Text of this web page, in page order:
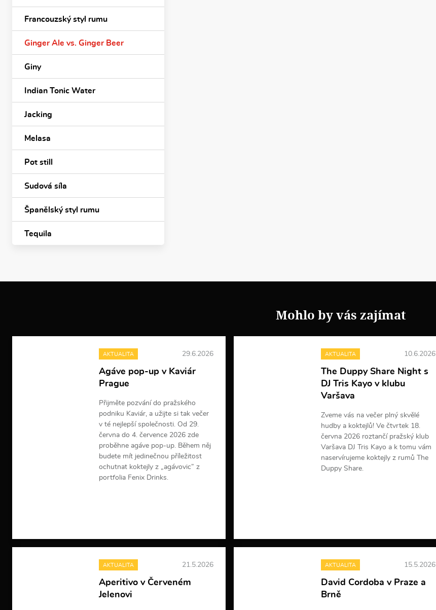
Francouzský styl rumu
Ginger Ale vs. Ginger Beer
Giny
Indian Tonic Water
Jacking
Melasa
Pot still
Sudová síla
Španělský styl rumu
Tequila
Mohlo by vás zajímat
AKTUALITA 29.6.2026
Agáve pop-up v Kaviár
Prague
Přijměte pozvání do pražského
podniku Kaviár, a užijte si tak večer
v té nejlepší společnosti. Od 29.
června do 4. července 2026 zde
proběhne agáve pop-up. Během něj
budete mít jedinečnou příležitost
ochutnat koktejly z „agávovic” z
portfolia Fenix Drinks.
o
r
m
a
c
AKTUALITA 10.6.2026
The Duppy Share Night s
DJ Tris Kayo v klubu
Varšava
Zveme vás na večer plný skvělé
hudby a koktejlů! Ve čtvrtek 18.
června 2026 roztančí pražský klub
Varšava DJ Tris Kayo a k tomu vám
naservírujeme koktejly z rumů The
Duppy Share.
r
m
a
c
í
AKTUALITA 21.5.2026
Aperitivo v Červeném
Jelenovi
AKTUALITA 15.5.2026
David Cordoba v Praze a
Brně